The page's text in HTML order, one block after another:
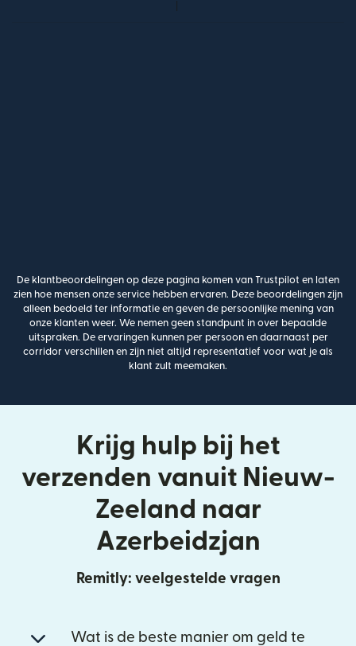
De klantbeoordelingen op deze pagina komen van Trustpilot en laten
zien hoe mensen onze service hebben ervaren. Deze beoordelingen zijn
alleen bedoeld ter informatie en geven de persoonlijke mening van
onze klanten weer. We nemen geen standpunt in over bepaalde
uitspraken. De ervaringen kunnen per persoon en daarnaast per
corridor verschillen en zijn niet altijd representatief voor wat je als
klant zult meemaken.
Krijg hulp bij het
verzenden vanuit Nieuw-
Zeeland naar
Azerbeidzjan
Remitly: veelgestelde vragen
Wat is de beste manier om geld te